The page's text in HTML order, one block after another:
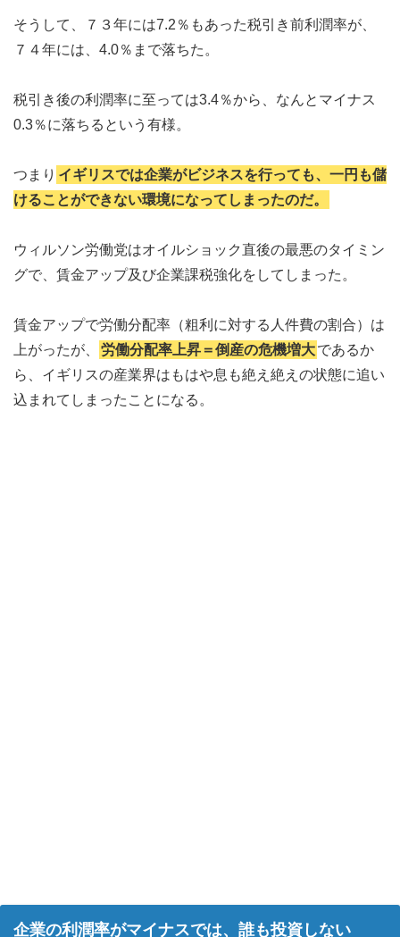
そうして、７３年には7.2％もあった税引き前利潤率が、
７４年には、4.0％まで落ちた。
税引き後の利潤率に至っては3.4％から、なんとマイナス
0.3％に落ちるという有様。
つまり イギリスでは企業がビジネスを行っても、一円も儲
けることができない環境になってしまったのだ。
ウィルソン労働党はオイルショック直後の最悪のタイミン
グで、賃金アップ及び企業課税強化をしてしまった。
賃金アップで労働分配率（粗利に対する人件費の割合）は
上がったが、
労働分配率上昇＝倒産の危機増大であるか
ら、イギリスの産業界はもはや息も絶え絶えの状態に追い
込まれてしまったことになる。
企業の利潤率がマイナスでは、誰も投資しない